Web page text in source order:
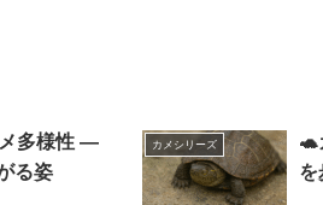
多様性 ―
る姿
カメシリーズ